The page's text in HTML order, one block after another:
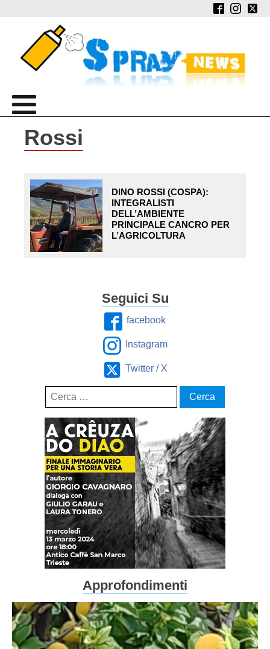
Rossi
DINO ROSSI (COSPA):
INTEGRALISTI
DELL’AMBIENTE
PRINCIPALE CANCRO PER
L’AGRICOLTURA
Seguici Su
facebook
Instagram
Twitter / X
Ricerca
per:
Approfondimenti